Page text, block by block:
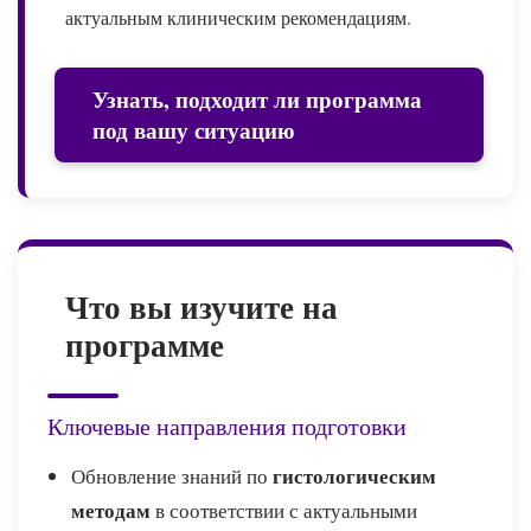
актуальным клиническим рекомендациям.
Узнать, подходит ли программа
под вашу ситуацию
Что вы изучите на
программе
Ключевые направления подготовки
Обновление знаний по гистологическим
методам в соответствии с актуальными